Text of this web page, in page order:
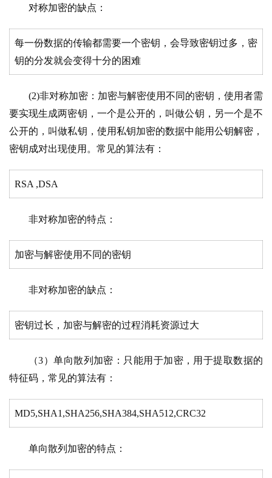
对称加密的缺点：
每一份数据的传输都需要一个密钥，会导致密钥过多，密
钥的分发就会变得十分的困难
(2)非对称加密：加密与解密使用不同的密钥，使用者需
要实现生成两密钥，一个是公开的，叫做公钥，另一个是不
公开的，叫做私钥，使用私钥加密的数据中能用公钥解密，
密钥成对出现使用。常见的算法有：
RSA ,DSA
非对称加密的特点：
加密与解密使用不同的密钥
非对称加密的缺点：
密钥过长，加密与解密的过程消耗资源过大
（3）单向散列加密：只能用于加密，用于提取数据的
特征码，常见的算法有：
MD5,SHA1,SHA256,SHA384,SHA512,CRC32
单向散列加密的特点：